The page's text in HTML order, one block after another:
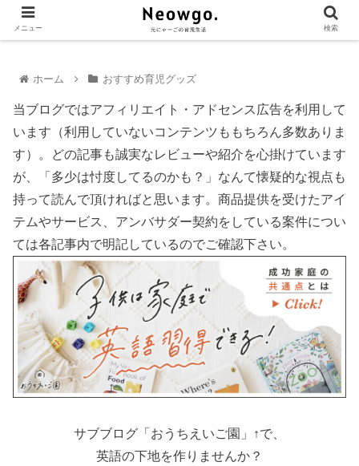
ホーム おすすめ育児グッズ
当ブログではアフィリエイト・アドセンス広告を利用して
います（利用していないコンテンツももちろん多数ありま
す）。どの記事も誠実なレビューや紹介を心掛けています
が、「多少は忖度してるのかも？」なんて懐疑的な視点も
持って読んで頂ければと思います。商品提供を受けたアイ
テムやサービス、アンバサダー契約をしている案件につい
ては各記事内で明記しているのでご確認下さい。
サブブログ「おうちえいご園」↑で、
英語の下地を作りませんか？
メニュー 検索